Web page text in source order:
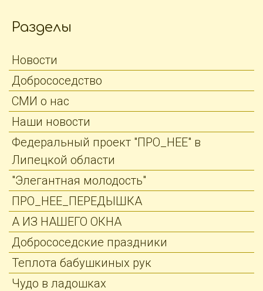
Разделы
Новости
Добрососедство
СМИ о нас
Наши новости
Федеральный проект "ПРО_НЕЕ" в
Липецкой области
"Элегантная молодость"
ПРО_НЕЕ_ПЕРЕДЫШКА
А ИЗ НАШЕГО ОКНА
Добрососедские праздники
Теплота бабушкиных рук
Чудо в ладошках